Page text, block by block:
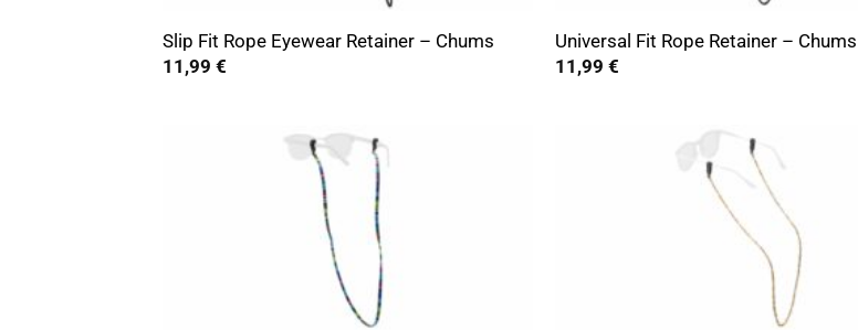
Slip Fit Rope Eyewear Retainer – Chums
11,99 €
Universal Fit Rope Retainer – Chums
11,99 €